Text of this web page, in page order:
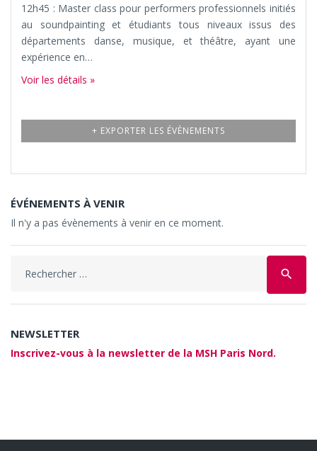
12h45 : Master class pour performers professionnels initiés
au soundpainting et étudiants tous niveaux issus des
départements danse, musique, et théâtre, ayant une
expérience en…
Voir les détails »
+ EXPORTER LES ÉVÈNEMENTS
ÉVÉNEMENTS À VENIR
Il n'y a pas évènements à venir en ce moment.
search
NEWSLETTER
Inscrivez-vous à la newsletter de la MSH Paris Nord.